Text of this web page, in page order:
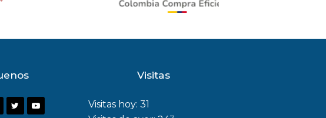
Y
Visitas
Visitas hoy: 31